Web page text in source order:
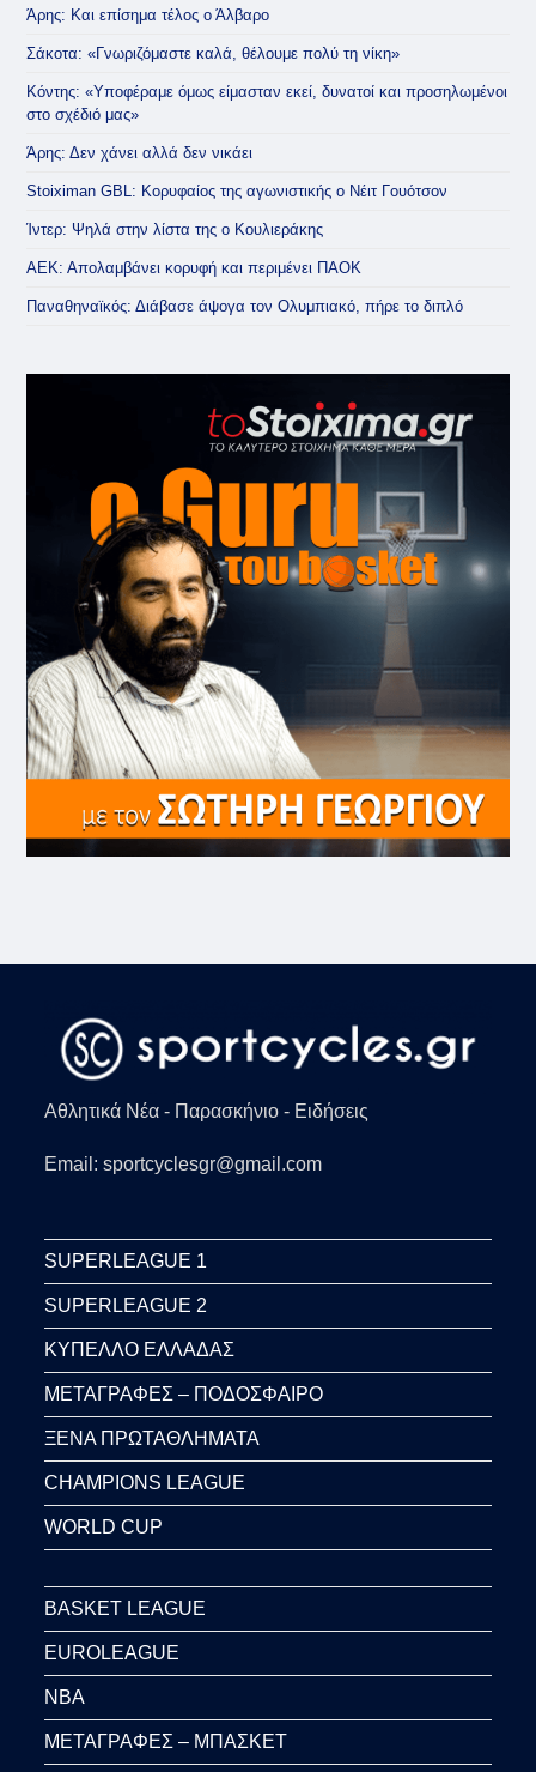
Άρης: Και επίσημα τέλος ο Άλβαρο
Σάκοτα: «Γνωριζόμαστε καλά, θέλουμε πολύ τη νίκη»
Κόντης: «Υποφέραμε όμως είμασταν εκεί, δυνατοί και προσηλωμένοι
στο σχέδιό μας»
Άρης: Δεν χάνει αλλά δεν νικάει
Stoiximan GBL: Κορυφαίος της αγωνιστικής ο Νέιτ Γουότσον
Ίντερ: Ψηλά στην λίστα της ο Κουλιεράκης
ΑΕΚ: Απολαμβάνει κορυφή και περιμένει ΠΑΟΚ
Παναθηναϊκός: Διάβασε άψογα τον Ολυμπιακό, πήρε το διπλό
Αθλητικά Νέα - Παρασκήνιο - Ειδήσεις
Email: sportcyclesgr@gmail.com
SUPERLEAGUE 1
SUPERLEAGUE 2
ΚΥΠΕΛΛΟ ΕΛΛΑΔΑΣ
ΜΕΤΑΓΡΑΦΕΣ – ΠΟΔΟΣΦΑΙΡΟ
ΞΕΝΑ ΠΡΩΤΑΘΛΗΜΑΤΑ
CHAMPIONS LEAGUE
WORLD CUP
BASKET LEAGUE
EUROLEAGUE
NBA
ΜΕΤΑΓΡΑΦΕΣ – ΜΠΑΣΚΕΤ